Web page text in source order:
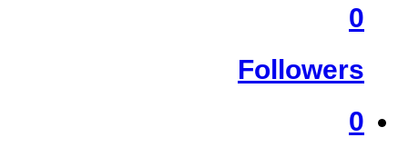
0
Followers
0